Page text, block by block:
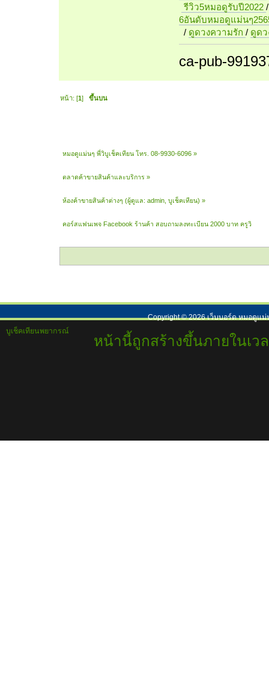
รีวิว5หมอดูรับปี2022
6อันดับหมอดูแม่นๆ
/ ดูดวงความรัก / ดูด
ca-pub-
หน้า: [1]ขึ้นบน
หมอดูแม่นๆ พี่วิบูเช็คเทียน โทร. 08-9930-6096 »
ตลาดค้าขายสินค้าและบริการ »
ห้องค้าขายสินค้าต่างๆ (ผู้ดูแล:admin ,บูเช็คเทียน) »
คอร์สแฟนเพจ Facebook ร้านค้า สอบถามลงทะเบียน 2000 บาท ครูวิ
Copyright ©2026เว็บบอร์ด หมอดูแม่
บูเช็คเทียนพยากรณ์
หน้านี้ถูกสร้างขึ้นภายในเว